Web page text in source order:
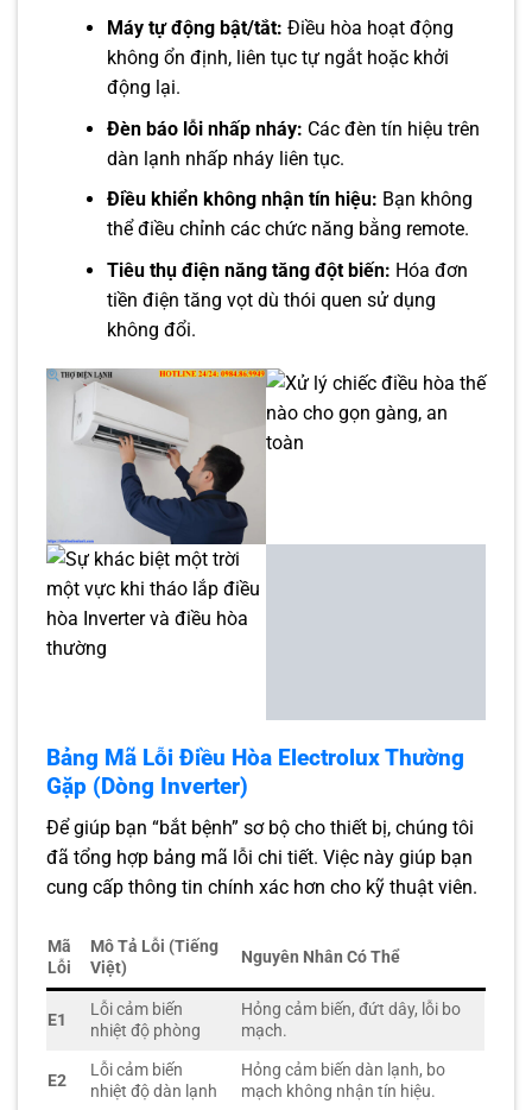
Máy tự động bật/tắt: Điều hòa hoạt động
không ổn định, liên tục tự ngắt hoặc khởi
động lại.
Đèn báo lỗi nhấp nháy: Các đèn tín hiệu trên
dàn lạnh nhấp nháy liên tục.
Điều khiển không nhận tín hiệu: Bạn không
thể điều chỉnh các chức năng bằng remote.
Tiêu thụ điện năng tăng đột biến: Hóa đơn
tiền điện tăng vọt dù thói quen sử dụng
không đổi.
Bảng Mã Lỗi Điều Hòa Electrolux Thường
Gặp (Dòng Inverter)
Để giúp bạn “bắt bệnh” sơ bộ cho thiết bị, chúng tôi
đã tổng hợp bảng mã lỗi chi tiết. Việc này giúp bạn
cung cấp thông tin chính xác hơn cho kỹ thuật viên.
Mã
Lỗi
Mô Tả Lỗi (Tiếng
Việt)
Nguyên Nhân Có Thể
E1
Lỗi cảm biến
nhiệt độ phòng
Hỏng cảm biến, đứt dây, lỗi bo
mạch.
E2
Lỗi cảm biến
nhiệt độ dàn lạnh
Hỏng cảm biến dàn lạnh, bo
mạch không nhận tín hiệu.